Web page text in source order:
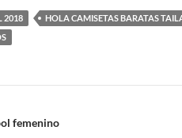
2018
HOLA CAMISETAS BARATAS
femenino